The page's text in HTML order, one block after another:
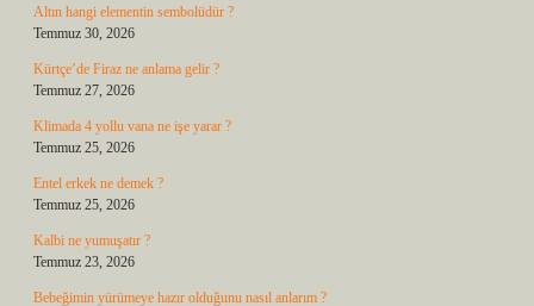
Altın hangi elementin sembolüdür ?
Temmuz 30, 2026
Kürtçe’de Firaz ne anlama gelir ?
Temmuz 27, 2026
Klimada 4 yollu vana ne işe yarar ?
Temmuz 25, 2026
Entel erkek ne demek ?
Temmuz 25, 2026
Kalbi ne yumuşatır ?
Temmuz 23, 2026
Bebeğimin yürümeye hazır olduğunu nasıl anlarım ?